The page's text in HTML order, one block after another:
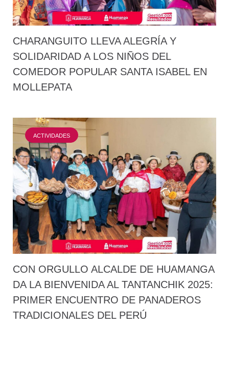
CHARANGUITO LLEVA ALEGRÍA Y
SOLIDARIDAD A LOS NIÑOS DEL
COMEDOR POPULAR SANTA ISABEL EN
MOLLEPATA
ACTIVIDADES
CON ORGULLO ALCALDE DE HUAMANGA
DA LA BIENVENIDA AL TANTANCHIK 2025:
PRIMER ENCUENTRO DE PANADEROS
TRADICIONALES DEL PERÚ